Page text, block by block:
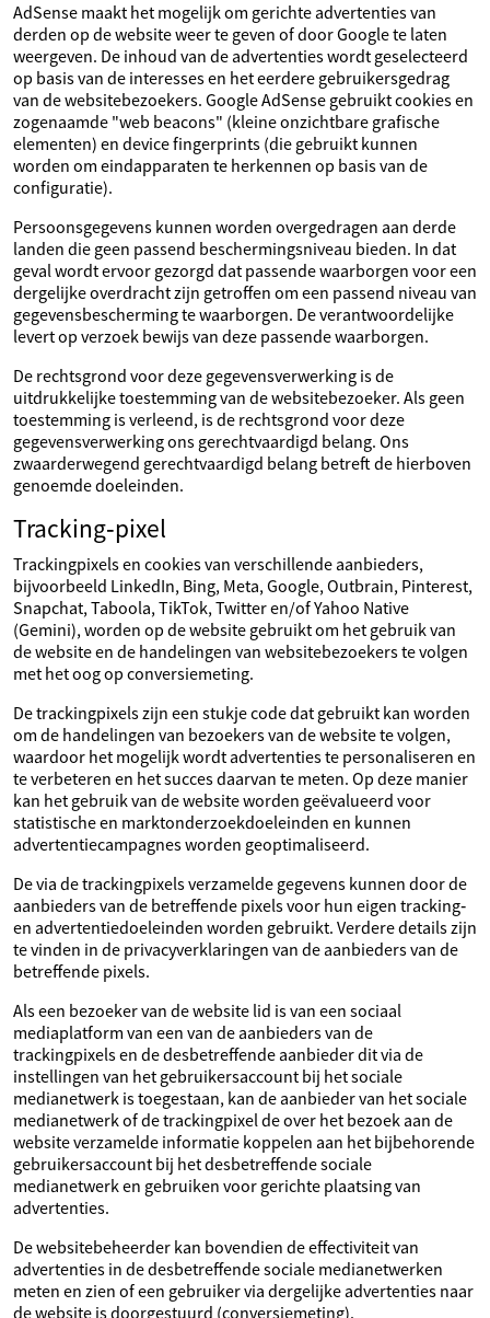
AdSense maakt het mogelijk om gerichte advertenties van
derden op de website weer te geven of door Google te laten
weergeven. De inhoud van de advertenties wordt geselecteerd
op basis van de interesses en het eerdere gebruikersgedrag
van de websitebezoekers. Google AdSense gebruikt cookies en
zogenaamde "web beacons" (kleine onzichtbare grafische
elementen) en device fingerprints (die gebruikt kunnen
worden om eindapparaten te herkennen op basis van de
configuratie).
Persoonsgegevens kunnen worden overgedragen aan derde
landen die geen passend beschermingsniveau bieden. In dat
geval wordt ervoor gezorgd dat passende waarborgen voor een
dergelijke overdracht zijn getroffen om een passend niveau van
gegevensbescherming te waarborgen. De verantwoordelijke
levert op verzoek bewijs van deze passende waarborgen.
De rechtsgrond voor deze gegevensverwerking is de
uitdrukkelijke toestemming van de websitebezoeker. Als geen
toestemming is verleend, is de rechtsgrond voor deze
gegevensverwerking ons gerechtvaardigd belang. Ons
zwaarderwegend gerechtvaardigd belang betreft de hierboven
genoemde doeleinden.
Tracking‑pixel
Trackingpixels en cookies van verschillende aanbieders,
bijvoorbeeld LinkedIn, Bing, Meta, Google, Outbrain, Pinterest,
Snapchat, Taboola, TikTok, Twitter en/of Yahoo Native
(Gemini), worden op de website gebruikt om het gebruik van
de website en de handelingen van websitebezoekers te volgen
met het oog op conversiemeting.
De trackingpixels zijn een stukje code dat gebruikt kan worden
om de handelingen van bezoekers van de website te volgen,
waardoor het mogelijk wordt advertenties te personaliseren en
te verbeteren en het succes daarvan te meten. Op deze manier
kan het gebruik van de website worden geëvalueerd voor
statistische en marktonderzoekdoeleinden en kunnen
advertentiecampagnes worden geoptimaliseerd.
De via de trackingpixels verzamelde gegevens kunnen door de
aanbieders van de betreffende pixels voor hun eigen tracking‑
en advertentiedoeleinden worden gebruikt. Verdere details zijn
te vinden in de privacyverklaringen van de aanbieders van de
betreffende pixels.
Als een bezoeker van de website lid is van een sociaal
mediaplatform van een van de aanbieders van de
trackingpixels en de desbetreffende aanbieder dit via de
instellingen van het gebruikersaccount bij het sociale
medianetwerk is toegestaan, kan de aanbieder van het sociale
medianetwerk of de trackingpixel de over het bezoek aan de
website verzamelde informatie koppelen aan het bijbehorende
gebruikersaccount bij het desbetreffende sociale
medianetwerk en gebruiken voor gerichte plaatsing van
advertenties.
De websitebeheerder kan bovendien de effectiviteit van
advertenties in de desbetreffende sociale medianetwerken
meten en zien of een gebruiker via dergelijke advertenties naar
de website is doorgestuurd (conversiemeting).